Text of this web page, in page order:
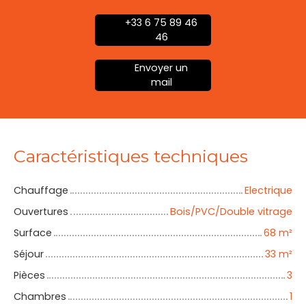
+33 6 75 89 46
46
Envoyer un
mail
Caractéristiques techniques
Chauffage
Electrique
Ouvertures
Bois/PVC/Double vitrage
Surface
68 m²
Séjour
33 m²
Pièces
3
Chambres
1